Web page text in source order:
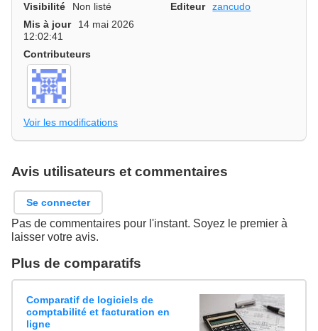
Visibilité Non listé Editeur
zancudo
Mis à jour
14 mai 2026
12:02:41
Contributeurs
Voir les modifications
Avis utilisateurs et commentaires
Se connecter
Pas de commentaires pour l'instant. Soyez le premier à
laisser votre avis.
Plus de comparatifs
Comparatif de logiciels de
comptabilité et facturation en
ligne